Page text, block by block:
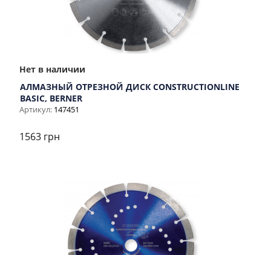
Нет в наличии
АЛМАЗНЫЙ ОТРЕЗНОЙ ДИСК CONSTRUCTIONLINE
BASIC, BERNER
Артикул: 147451
1563 грн